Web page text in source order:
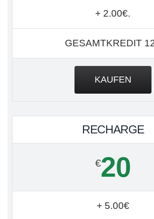
+ 2.00€.
GESAMTKREDIT
KAUFEN
RECHARGE
€20
+ 5.00€